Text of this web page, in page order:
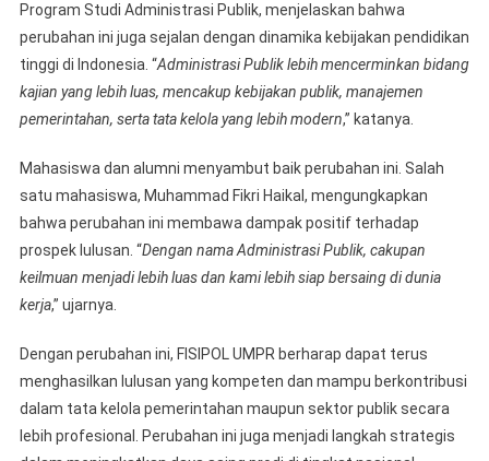
Program Studi Administrasi Publik, menjelaskan bahwa
perubahan ini juga sejalan dengan dinamika kebijakan pendidikan
tinggi di Indonesia. “Administrasi Publik lebih mencerminkan bidang
kajian yang lebih luas, mencakup kebijakan publik, manajemen
pemerintahan, serta tata kelola yang lebih modern,” katanya.
Mahasiswa dan alumni menyambut baik perubahan ini. Salah
satu mahasiswa, Muhammad Fikri Haikal, mengungkapkan
bahwa perubahan ini membawa dampak positif terhadap
prospek lulusan. “Dengan nama Administrasi Publik, cakupan
keilmuan menjadi lebih luas dan kami lebih siap bersaing di dunia
kerja,” ujarnya.
Dengan perubahan ini, FISIPOL UMPR berharap dapat terus
menghasilkan lulusan yang kompeten dan mampu berkontribusi
dalam tata kelola pemerintahan maupun sektor publik secara
lebih profesional. Perubahan ini juga menjadi langkah strategis